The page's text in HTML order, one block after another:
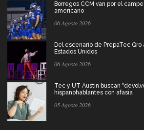
Borregos CCM van por el
americano
06 Agosto 2026
Del escenario de PrepaTec
Estados Unidos
06 Agosto 2026
Tec y UT Austin buscan
hispanohablantes con afasia
05 Agosto 2026